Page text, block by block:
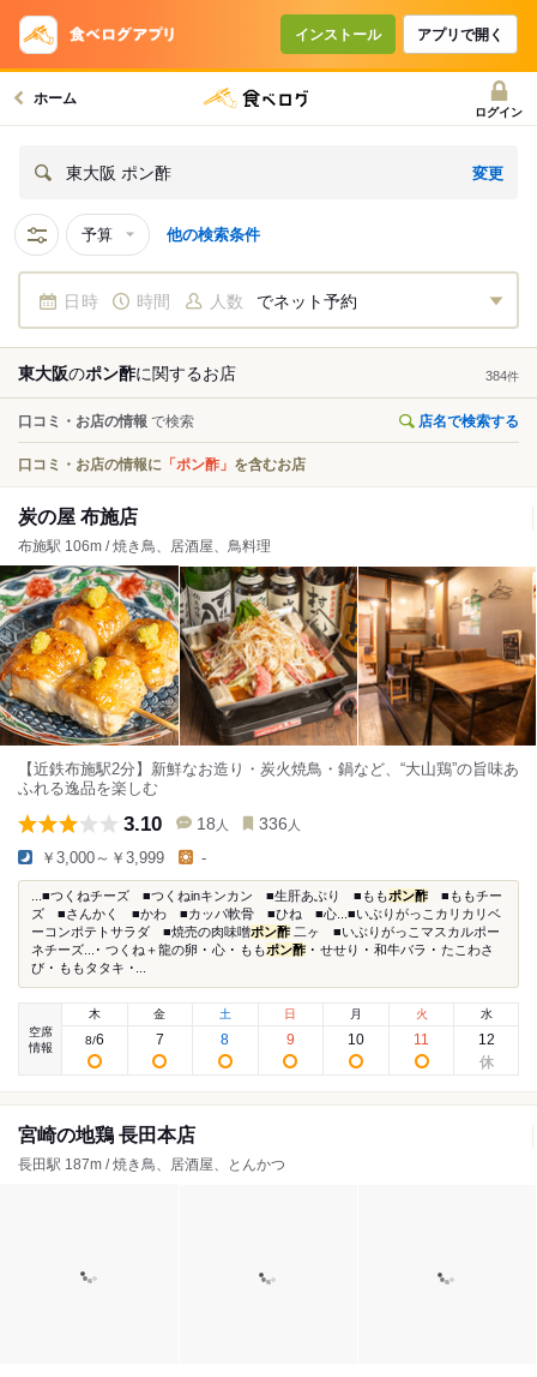
インストール アプリで開く
ホーム
ログイン
東大阪 ポン酢 変更
予算 他の検索条件
日時 時間 人数 でネット予約
東大阪のポン酢に関するお店 384件
口コミ・お店の情報 で検索 店名で検索する
口コミ・お店の情報に 「ポン酢」 を含むお店
炭の屋 布施店
布施駅 106m / 焼き鳥、居酒屋、鳥料理
【近鉄布施駅2分】新鮮なお造り・炭火焼鳥・鍋など、“大山鶏”の旨味あ
ふれる逸品を楽しむ
3.10 18 人 336 人
￥3,000～￥3,999 -
...■つくねチーズ ■つくねinキンカン ■生肝あぶり ■ももポン酢 ■ももチー
ズ ■さんかく ■かわ ■カッパ軟骨 ■ひね ■心...■いぶりがっこカリカリベ
ーコンポテトサラダ ■焼売の肉味噌ポン酢 二ヶ ■いぶりがっこマスカルポー
ネチーズ...･ つくね＋龍の卵 ･ 心 ･ ももポン酢 ･ せせり ･ 和牛バラ ･ たこわさ
び ･ ももタタキ ･...
空席
情報
木
8/6
金
7
土
8
日
9
月
10
火
11
水
12
宮崎の地鶏 長田本店
長田駅 187m / 焼き鳥、居酒屋、とんかつ